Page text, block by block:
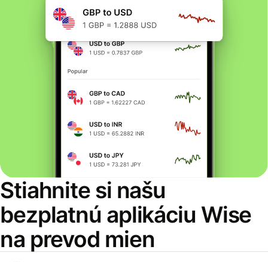
Stiahnite si našu
bezplatnú aplikáciu Wise
na prevod mien